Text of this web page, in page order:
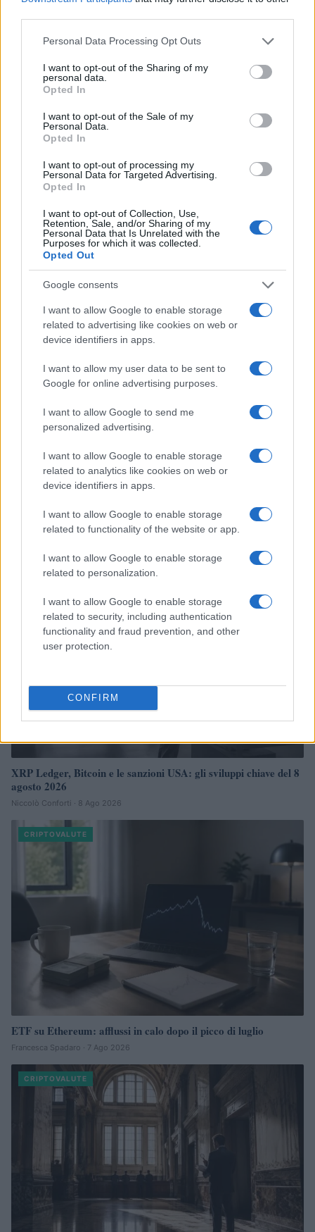
Please note that this website/app uses one or more Google
not limited to your visit or usage behaviour. You may click to
grant or deny consent to Google and its third-party tags to
use your data for below specified purposes in below Google
consent section.
Personal Data Processing Opt Outs
I want to opt-out of the Sharing of my
personal data.
Opted In
I want to opt-out of the Sale of my
Personal Data.
Opted In
I want to opt-out of processing my
Personal Data for Targeted Advertising.
Opted In
I want to opt-out of Collection, Use,
Retention, Sale, and/or Sharing of my
Personal Data that Is Unrelated with the
Purposes for which it was collected.
Opted Out
Google consents
I want to allow Google to enable storage
related to advertising like cookies on web or
device identifiers in apps.
I want to allow my user data to be sent to
Google for online advertising purposes.
I want to allow Google to send me
personalized advertising.
I want to allow Google to enable storage
related to analytics like cookies on web or
device identifiers in apps.
I want to allow Google to enable storage
related to functionality of the website or app.
I want to allow Google to enable storage
related to personalization.
I want to allow Google to enable storage
related to security, including authentication
functionality and fraud prevention, and other
user protection.
CONFIRM
AUTORE
Susanna Riva osserva Bologna dalla finestra
dell’Archivio di Stato dove una volta ha
sulle cooperative cittadine: quel documento
segnò la scelta editoriale di approfondire
nella redazione, amante del caffè lungo e del
taccuino sempre pieno.
Continua a leggere
CRIPTOVALUTE
XRP Ledger, Bitcoin e le sanzioni USA: gli sviluppi chiave del 8
agosto 2026
Niccolò Conforti · 8 Ago 2026
CRIPTOVALUTE
ETF su Ethereum: afflussi in calo dopo il picco di luglio
Francesca Spadaro · 7 Ago 2026
CRIPTOVALUTE